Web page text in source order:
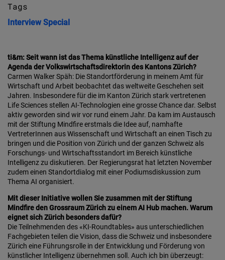
Tags
Interview Special
ti&m: Seit wann ist das Thema künstliche Intelligenz auf der
Agenda der Volkswirtschaftsdirektorin des Kantons Zürich?
Carmen Walker Späh: Die Standortförderung in meinem Amt für
Wirtschaft und Arbeit beobachtet das weltweite Geschehen seit
Jahren. Insbesondere für die im Kanton Zürich stark vertretenen
Life Sciences stellen AI-Technologien eine grosse Chance dar. Selbst
aktiv geworden sind​ wir vor rund einem Jahr. Da kam im Austausch
mit der Stiftung Mindfire erstmals die Idee auf, namhafte
VertreterInnen aus Wissenschaft und Wirtschaft an einen Tisch zu
bringen und die Position von Zürich und der ganzen Schweiz als
Forschungs- und Wirtschaftsstandort im Bereich künstliche
Intelligenz zu diskutieren. Der Regierungsrat hat letzten November
zudem einen Standortdialog mit einer Podiumsdiskussion zum
Thema AI organisiert.
Mit dieser Initiative wollen Sie zusammen mit der Stiftung
Mindfire den Grossraum Zürich zu einem AI Hub machen. Warum
eignet sich Zürich besonders dafür?
Die Teilnehmenden des «KI-Roundtables» aus unterschiedlichen
Fachgebieten teilen die Vision, dass die Schweiz und insbesondere
Zürich eine Führungsrolle in der Entwicklung und Förderung von
künstlicher Intelligenz übernehmen soll. Auch ich bin überzeugt: